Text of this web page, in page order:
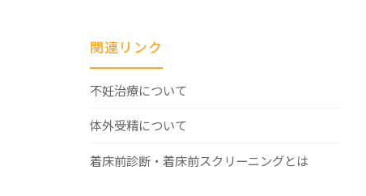
関連リンク
不妊治療について
体外受精について
着床前診断・着床前スクリーニングとは